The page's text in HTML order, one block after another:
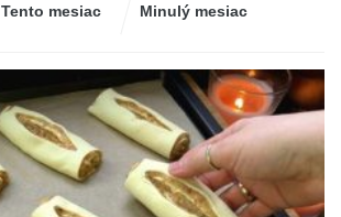
Tento mesiac Minulý mesiac